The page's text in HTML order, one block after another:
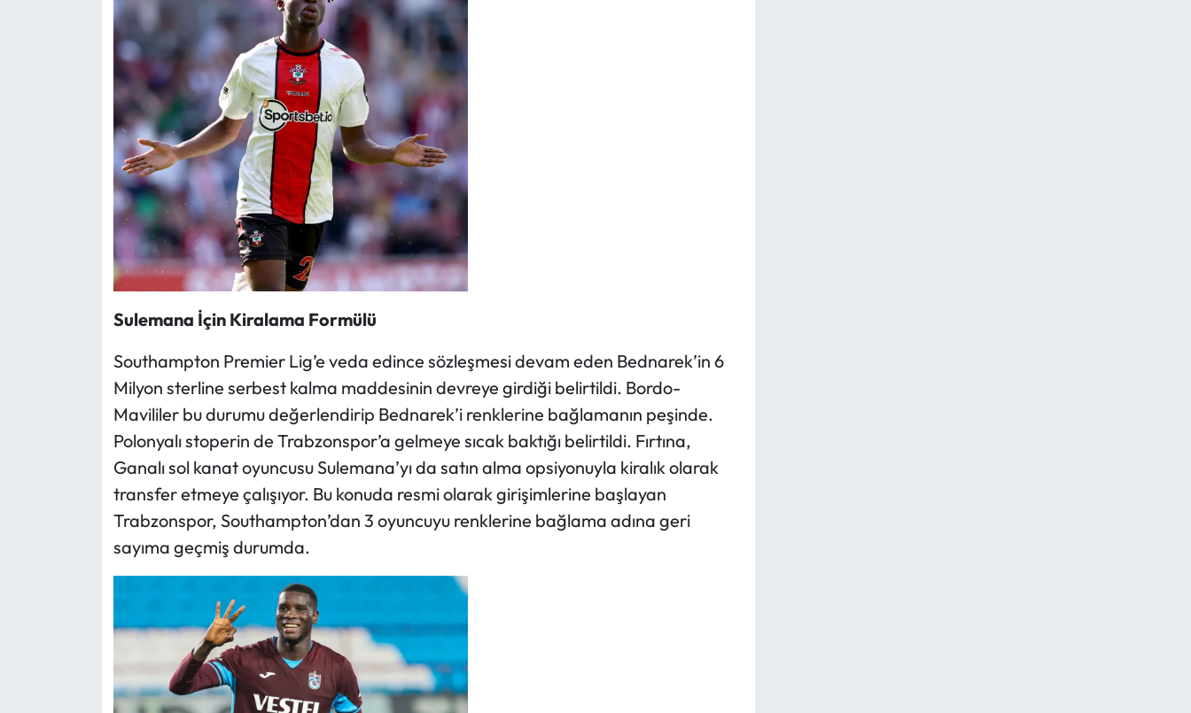
Sulemana İçin Kiralama Formülü
Southampton Premier Lig’e veda edince sözleşmesi devam eden Bednarek’in 6
Milyon sterline serbest kalma maddesinin devreye girdiği belirtildi. Bordo-
Mavililer bu durumu değerlendirip Bednarek’i renklerine bağlamanın peşinde.
Polonyalı stoperin de Trabzonspor’a gelmeye sıcak baktığı belirtildi. Fırtına,
Ganalı sol kanat oyuncusu Sulemana’yı da satın alma opsiyonuyla kiralık olarak
transfer etmeye çalışıyor. Bu konuda resmi olarak girişimlerine başlayan
Trabzonspor, Southampton’dan 3 oyuncuyu renklerine bağlama adına geri
sayıma geçmiş durumda.